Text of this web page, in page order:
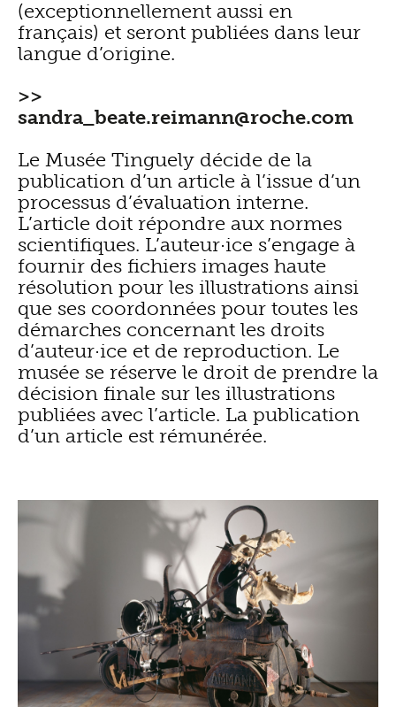
(exceptionnellement aussi en
français) et seront publiées dans leur
langue d’origine.
>>
sandra_beate.reimann@roche.com
Le Musée Tinguely décide de la
publication d’un article à l’issue d’un
processus d’évaluation interne.
L’article doit répondre aux normes
scientifiques. L’auteur·ice s’engage à
fournir des fichiers images haute
résolution pour les illustrations ainsi
que ses coordonnées pour toutes les
démarches concernant les droits
d’auteur·ice et de reproduction. Le
musée se réserve le droit de prendre la
décision finale sur les illustrations
publiées avec l’article. La publication
d’un article est rémunérée.